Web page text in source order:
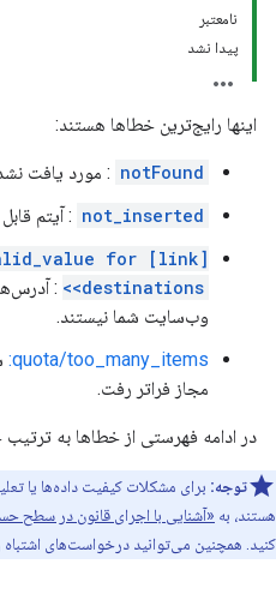
نامعتبر
پیدا نشد
اینها رایج‌ترین خطاها هستند:
notFound : مورد یافت
not_inserted : آیتم
for
<destinations>
:
وب‌سایت شما نیستند.
quota/too_many_items:
مجاز فراتر رفت.
در ادامه فهرستی از خطاها به
توجه:
هستند، به «آشنایی با اجرای قانون در سطح
کنید. همچنین می‌توانید درخواست‌های اشتباه